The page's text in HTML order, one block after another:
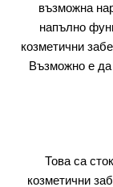
възможна
напълно
козметични
Възможно е да
Това са
козметични